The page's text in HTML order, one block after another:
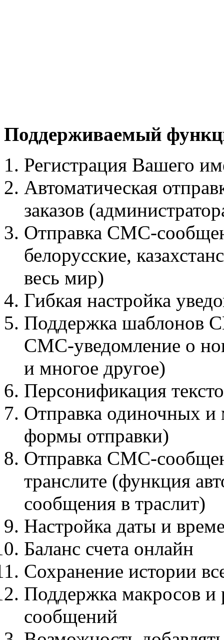
Поддерживаемый
Регистрация Вашего
Автоматическая
заказов
Отправка СМС-
белорусские,
весь мир)
Гибкая настройка
Поддержка шаблонов
СМС-уведомление о
и многое другое)
Персонификация
Отправка одиночных
формы отправки)
Отправка СМС-
транслите (функция
сообщения в траслит)
Настройка даты и
Баланс счета онлайн
Сохранение истории
Поддержка макросов и
сообщений